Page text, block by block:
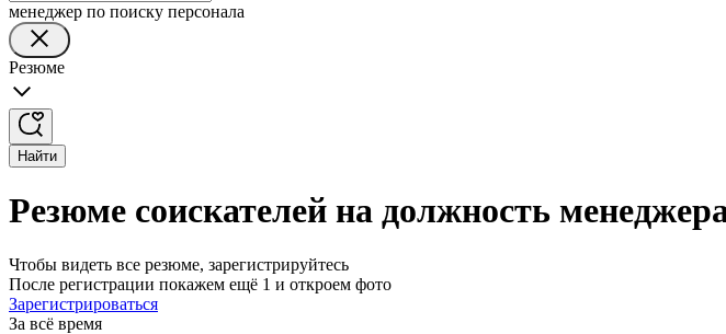
менеджер по поиску персонала
Резюме
Найти
Резюме соискателей на должность
Чтобы видеть все резюме, зарегистрируйтесь
После регистрации покажем ещё 1 и откроем фото
Зарегистрироваться
За всё время